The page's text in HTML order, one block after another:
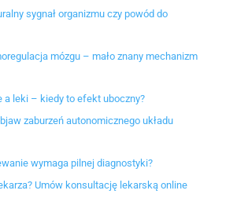
sygnał organizmu czy powód do
mózgu – mało znany mechanizm
a leki – kiedy to efekt uboczny?
zaburzeń autonomicznego układu
wymaga pilnej diagnostyki?
Umów konsultację lekarską online